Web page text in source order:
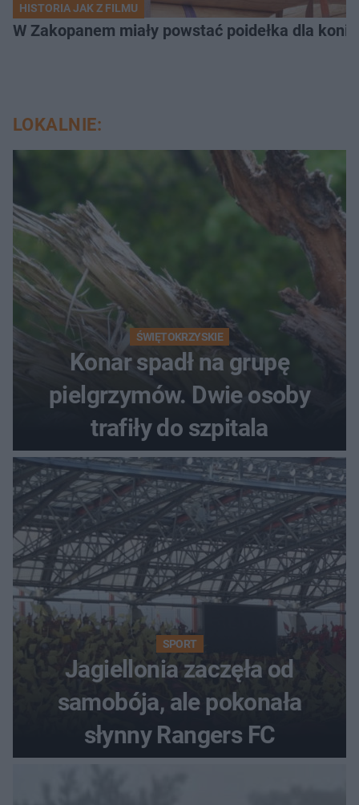
HISTORIA JAK Z FILMU
W Zakopanem miały powstać poidełka dla
LOKALNIE:
ŚWIĘTOKRZYSKIE
Konar spadł na grupę
pielgrzymów. Dwie osoby
trafiły do szpitala
SPORT
Jagiellonia zaczęła od
samobója, ale pokonała
słynny Rangers FC